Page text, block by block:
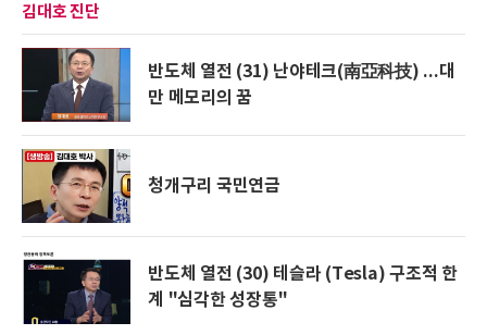
김대호 진단
반도체 열전 (31) 난야테크(南亞科技) ...대
만 메모리의 꿈
청개구리 국민연금
반도체 열전 (30) 테슬라 (Tesla) 구조적 한
계 "심각한 성장통"